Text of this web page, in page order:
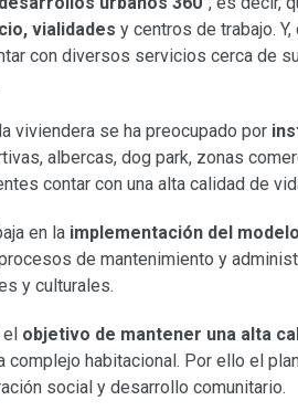
vialidades y centros de trabajo.
con diversos servicios cerca de
viviendera se ha preocupado por
albercas, dog park, zonas
contar con una alta calidad de
en la implementación del
de mantenimiento y
y culturales.
objetivo de mantener una alta
complejo habitacional. Por ello el
social y desarrollo comunitario.